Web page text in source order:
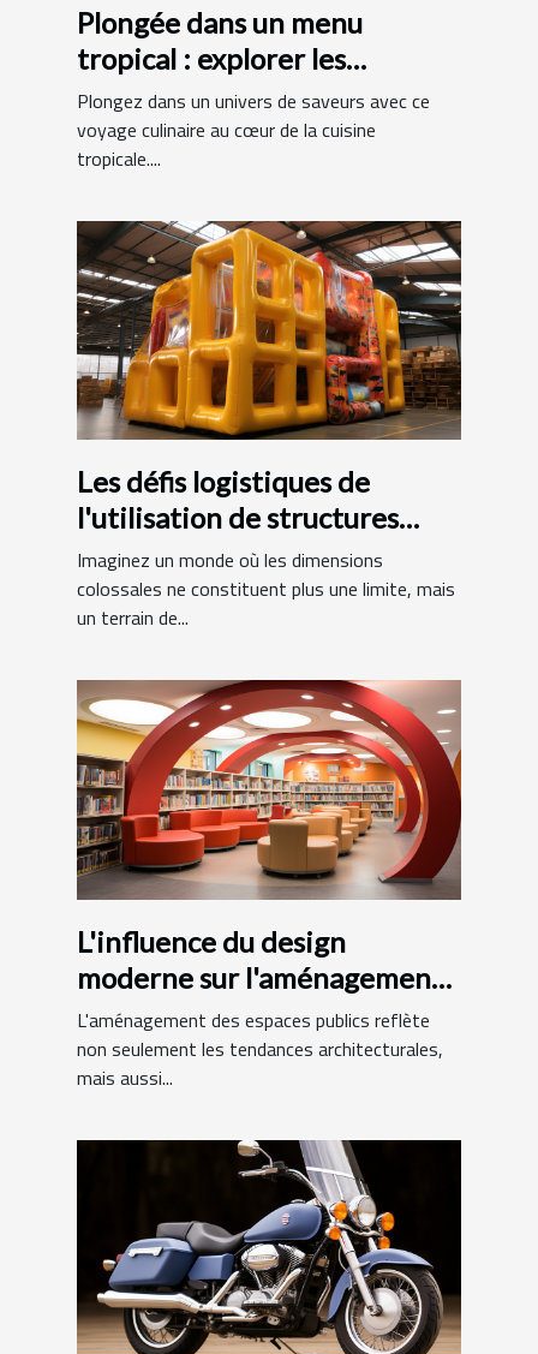
Plongée dans un menu
tropical : explorer les
spécialités exotiques
Plongez dans un univers de saveurs avec ce
voyage culinaire au cœur de la cuisine
tropicale....
Les défis logistiques de
l'utilisation de structures
gonflables de grande taille
Imaginez un monde où les dimensions
colossales ne constituent plus une limite, mais
un terrain de...
L'influence du design
moderne sur l'aménagement
des bibliothèques
municipales
L'aménagement des espaces publics reflète
non seulement les tendances architecturales,
mais aussi...